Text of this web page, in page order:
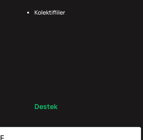
Kolektifliler
Destek